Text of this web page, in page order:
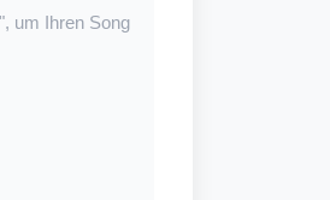
um Ihren Song